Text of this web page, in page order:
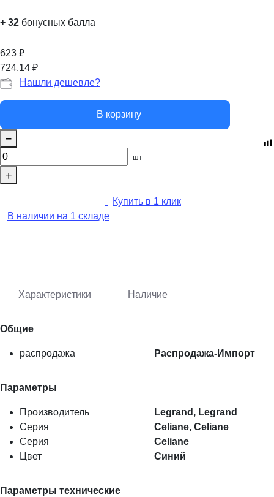
+ 32 бонусных балла
623 ₽
724.14 ₽
Нашли дешевле?
В корзину
шт
Купить в 1 клик
В наличии на 1 складе
Характеристики Наличие
Общие
распродажа Распродажа-Импорт
Параметры
Производитель
Legrand, Legrand
Серия
Celiane, Celiane
Серия
Celiane
Цвет
Синий
Параметры технические